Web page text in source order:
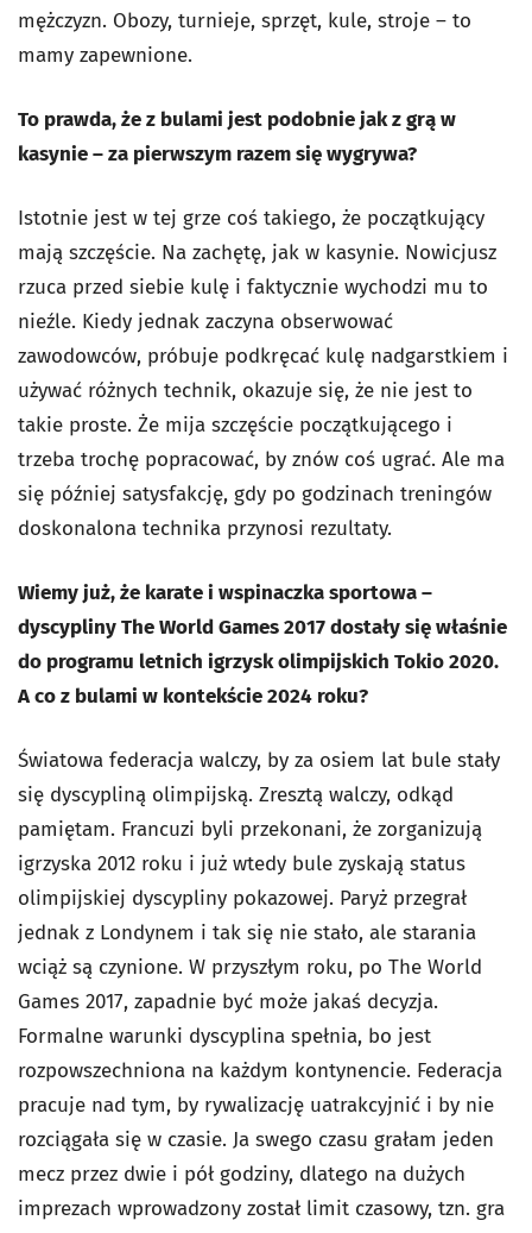
mężczyzn. Obozy, turnieje, sprzęt, kule, stroje – to
mamy zapewnione.
To prawda, że z bulami jest podobnie jak z grą w
kasynie – za pierwszym razem się wygrywa?
Istotnie jest w tej grze coś takiego, że początkujący
mają szczęście. Na zachętę, jak w kasynie. Nowicjusz
rzuca przed siebie kulę i faktycznie wychodzi mu to
nieźle. Kiedy jednak zaczyna obserwować
zawodowców, próbuje podkręcać kulę nadgarstkiem i
używać różnych technik, okazuje się, że nie jest to
takie proste. Że mija szczęście początkującego i
trzeba trochę popracować, by znów coś ugrać. Ale ma
się później satysfakcję, gdy po godzinach treningów
doskonalona technika przynosi rezultaty.
Wiemy już, że karate i wspinaczka sportowa –
dyscypliny The World Games 2017 dostały się właśnie
do programu letnich igrzysk olimpijskich Tokio 2020.
A co z bulami w kontekście 2024 roku?
Światowa federacja walczy, by za osiem lat bule stały
się dyscypliną olimpijską. Zresztą walczy, odkąd
pamiętam. Francuzi byli przekonani, że zorganizują
igrzyska 2012 roku i już wtedy bule zyskają status
olimpijskiej dyscypliny pokazowej. Paryż przegrał
jednak z Londynem i tak się nie stało, ale starania
wciąż są czynione. W przyszłym roku, po The World
Games 2017, zapadnie być może jakaś decyzja.
Formalne warunki dyscyplina spełnia, bo jest
rozpowszechniona na każdym kontynencie. Federacja
pracuje nad tym, by rywalizację uatrakcyjnić i by nie
rozciągała się w czasie. Ja swego czasu grałam jeden
mecz przez dwie i pół godziny, dlatego na dużych
imprezach wprowadzony został limit czasowy, tzn. gra